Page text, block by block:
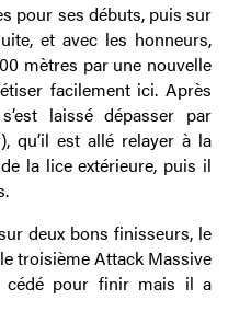
pour ses débuts, puis sur
et avec les honneurs,
mètres par une nouvelle
facilement ici. Après
laissé dépasser par
qu’il est allé relayer à la
la lice extérieure, puis il
deux bons finisseurs, le
troisième Attack Massive
cédé pour finir mais il a